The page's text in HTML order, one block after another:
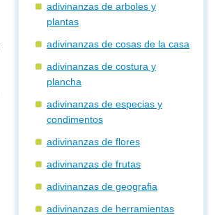
adivinanzas de arboles y
plantas
adivinanzas de cosas de la casa
adivinanzas de costura y
plancha
adivinanzas de especias y
condimentos
adivinanzas de flores
adivinanzas de frutas
adivinanzas de geografia
adivinanzas de herramientas